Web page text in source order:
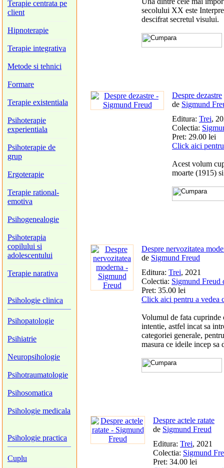
Terapie centrata pe
client
Hipnoterapie
Terapie integrativa
Metode si tehnici
Formare
Terapie existentiala
Psihoterapie
experientiala
Psihoterapie de
grup
Ergoterapie
Terapie rational-
emotiva
Psihogenealogie
Psihoterapia
copilului si
adolescentului
Terapie narativa
Psihologie clinica
Psihopatologie
Psihiatrie
Neuropsihologie
Psihotraumatologie
Psihosomatica
Psihologie medicala
Psihologie practica
Cuplu
secolului XX este
descifrat secretul visului.
Despre dezastre
de Sigmund
Editura: Trei,
Colectia:
Pret: 29.00 lei
Click aici
Acest volum
moarte (1915)
Despre nervozitatea
de Sigmund Freud
Editura: Trei, 2021
Colectia: Sigmund Freud
Pret: 35.00 lei
Click aici pentru a vedea
Volumul de fata cuprinde
intentie, astfel incat sa
categoriei generale,
masura ce ideile incep sa
Despre actele ratate
de Sigmund Freud
Editura: Trei, 2021
Colectia: Sigmund
Pret: 34.00 lei